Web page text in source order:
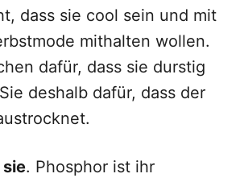
dass sie cool sein und mit
mithalten wollen.
dafür, dass sie durstig
deshalb dafür, dass der
sie. Phosphor ist ihr